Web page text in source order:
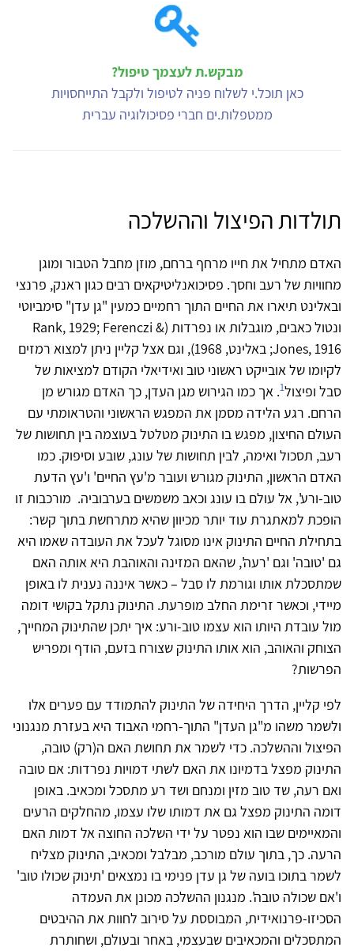
מבקש.ת לעצמך טיפול?
כאן תוכל.י לשלוח פניה לטיפול ולקבל התייחסויות
ממטפלות.ים חברי פסיכולוגיה עברית
תולדות הפיצול וההשלכה
האדם מתחיל את חייו מרחף ברחם, מוזן מחבל הטבור ומוגן
מחוויות של רעב וחסך. פסיכואנליטיקאים רבים כגון ראנק, פרנצי
ובאלינט תיארו את החיים התוך רחמיים כמעין "גן עדן" סימביוטי
ונטול כאבים, מוגבלות או נפרדות (Rank, 1929; Ferenczi &
Jones, 1916; באלינט, 1968), וגם אצל קליין ניתן למצוא רמזים
לקיומו של אובייקט ראשוני טוב ואידיאלי הקודם למציאות של
סבל ופיצול1. אך כמו הגירוש מגן העדן, כך האדם מגורש מן
הרחם. רגע הלידה מסמן את המפגש הראשוני והטראומתי עם
העולם החיצון, מפגש בו התינוק מטלטל בעוצמה בין תחושות של
רעב, תסכול ואימה, לבין תחושות של עונג, שובע וסיפוק. כמו
האדם הראשון, התינוק מגורש ועובר מ'עץ החיים' ו'עץ הדעת
טוב-ורע', אל עולם בו עונג וכאב משמשים בערבוביה. מורכבות זו
הופכת למאתגרת עוד יותר מכיוון שהיא מתרחשת בתוך קשר:
בתחילת החיים התינוק אינו מסוגל לעכל את העובדה שאמו היא
גם 'טובה' וגם 'רעה', שהאם המזינה והאוהבת היא אותה האם
שמתסכלת אותו וגורמת לו סבל – כאשר איננה נענית לו באופן
מיידי, וכאשר זרימת החלב מופרעת. התינוק נתקל בקושי דומה
מול עובדת היותו הוא עצמו טוב-ורע: איך יתכן שהתינוק המחייך,
הצוחק והאוהב, הוא אותו התינוק שצורח בזעם, הודף ומפריש
הפרשות?
לפי קליין, הדרך היחידה של התינוק להתמודד עם פערים אלו
ולשמר משהו מ"גן העדן" התוך-רחמי האבוד היא בעזרת מנגנוני
הפיצול וההשלכה. כדי לשמר את תחושת האם ה(רק) טובה,
התינוק מפצל בדמיונו את האם לשתי דמויות נפרדות: אם טובה
ואם רעה, שד טוב מזין ומנחם ושד רע מתסכל ומכאיב. באופן
דומה התינוק מפצל גם את דמותו שלו עצמו, מהחלקים הרעים
והמאיימים שבו הוא נפטר על ידי השלכה החוצה אל דמות האם
הרעה. כך, בתוך עולם מורכב, מבלבל ומכאיב, התינוק מצליח
לשמר בתוכו בועה של גן עדן פנימי בו נמצאים 'תינוק שכולו טוב'
ו'אם שכולה טובה'. מנגנון ההשלכה מכונן את העמדה
הסכיזו-פרנואידית, המבוססת על סירוב לחוות את ההיבטים
המתסכלים והמכאיבים שבעצמי, באחר ובעולם, ושחותרת